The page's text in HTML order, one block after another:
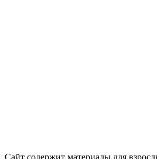
Сайт содержит материалы для